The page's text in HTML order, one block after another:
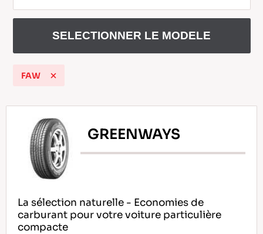
SERVICE & AIDE
Conseils pour conduire dans la neige
LIRE LA SUITE
SELECTIONNER LE MODELE
FAW
GREENWAYS
La sélection naturelle - Economies de
carburant pour votre voiture particulière
compacte